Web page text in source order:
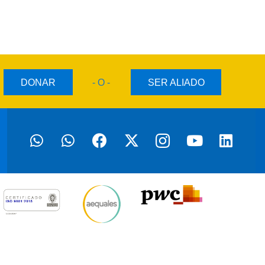
DONAR - O - SER ALIADO